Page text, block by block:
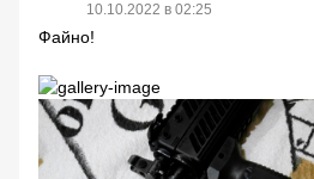
10.10.2022 в 02:25
Файно!